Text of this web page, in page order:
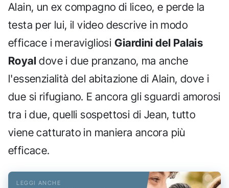
Alain, un ex compagno di liceo, e perde la
testa per lui, il video descrive in modo
efficace i meravigliosi Giardini del Palais
Royal dove i due pranzano, ma anche
l'essenzialità del abitazione di Alain, dove i
due si rifugiano. E ancora gli sguardi amorosi
tra i due, quelli sospettosi di Jean, tutto
viene catturato in maniera ancora più
efficace.